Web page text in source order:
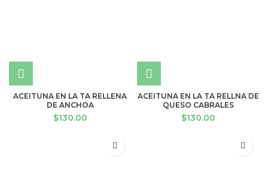
ACEITUNA EN LA TA RELLENA
DE ANCHOA
$130.00
ACEITUNA EN LA TA RELLNA DE
QUESO CABRALES
$130.00